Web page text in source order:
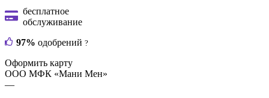
бесплатное
обслуживание
97% одобрений ?
Оформить карту
ООО МФК «Мани Мен»
—